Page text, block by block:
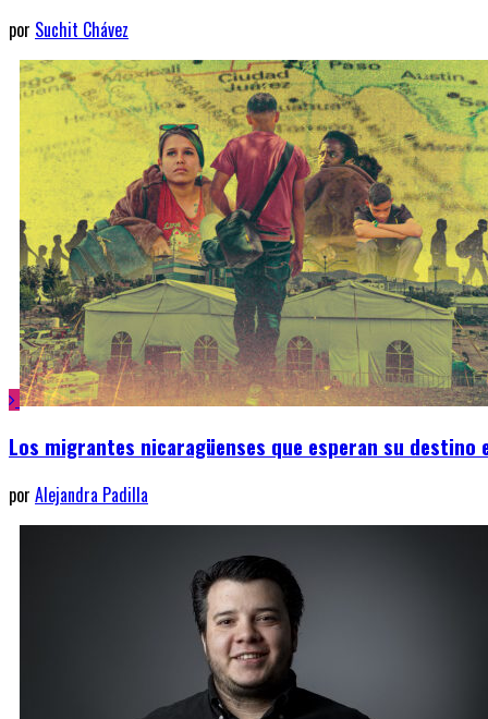
por Suchit Chávez
Los migrantes nicaragüenses que esperan su destino
por Alejandra Padilla